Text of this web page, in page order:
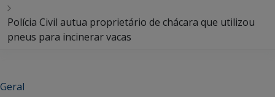
Polícia Civil autua proprietário de chácara que utilizou
pneus para incinerar vacas
Geral